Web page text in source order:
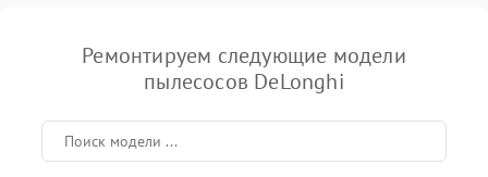
Ремонтируем следующие модели
пылесосов DeLonghi